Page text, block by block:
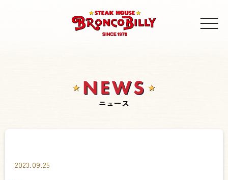
ニュース
2023.09.25